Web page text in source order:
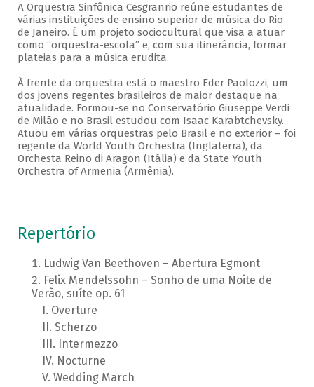
A Orquestra Sinfônica Cesgranrio reúne estudantes de
várias instituições de ensino superior de música do Rio
de Janeiro. É um projeto sociocultural que visa a atuar
como “orquestra-escola” e, com sua itinerância, formar
plateias para a música erudita.
À frente da orquestra está o maestro Eder Paolozzi, um
dos jovens regentes brasileiros de maior destaque na
atualidade. Formou-se no Conservatório Giuseppe Verdi
de Milão e no Brasil estudou com Isaac Karabtchevsky.
Atuou em várias orquestras pelo Brasil e no exterior – foi
regente da World Youth Orchestra (Inglaterra), da
Orchesta Reino di Aragon (Itália) e da State Youth
Orchestra of Armenia (Armênia).
Repertório
Ludwig Van Beethoven – Abertura Egmont
Felix Mendelssohn – Sonho de uma Noite de
Verão, suíte op. 61
Overture
Scherzo
Intermezzo
Nocturne
Wedding March